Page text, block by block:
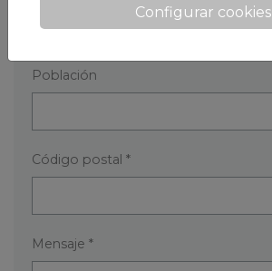
Población
Código postal *
Mensaje *
Configurar cookies